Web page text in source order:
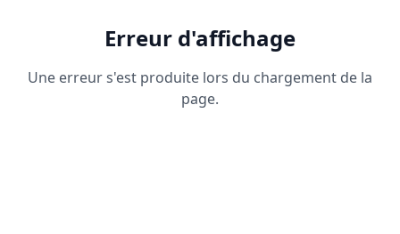
Erreur d'affichage
Une erreur s'est produite lors du chargement de la
page.